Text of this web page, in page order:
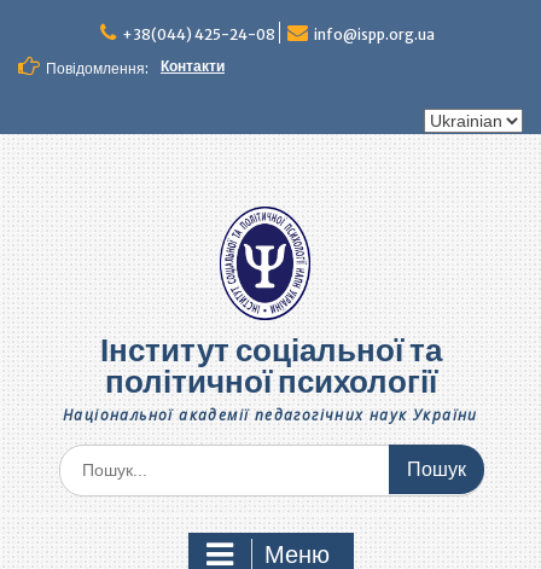
вмісту
+38(044) 425-24-08
info@ispp.org.ua
Повідомлення:
Контакти
Вибрати
Інститут соціальної та
політичної психології
Національної академії педагогічних наук України
Шукати:
Меню